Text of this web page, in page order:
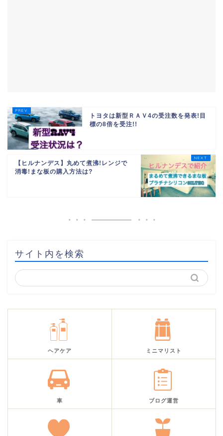
トヨタは新型ＲＡＶ4の受注数を発表!目
標の8倍を受注!!
【ヒルナンデス】丸めて煮沸!レンジで
消毒!まな板の購入方法は?
サイト内を検索
ヘアケア ミニマリスト
車 ブログ運営